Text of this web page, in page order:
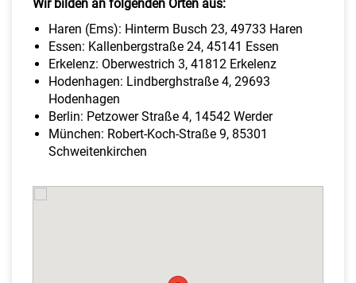
Wir bilden an folgenden Orten aus:
Haren (Ems): Hinterm Busch 23, 49733 Haren
Essen: Kallenbergstraße 24, 45141 Essen
Erkelenz: Oberwestrich 3, 41812 Erkelenz
Hodenhagen: Lindberghstraße 4, 29693
Hodenhagen
Berlin: Petzower Straße 4, 14542 Werder
München: Robert-Koch-Straße 9, 85301
Schweitenkirchen